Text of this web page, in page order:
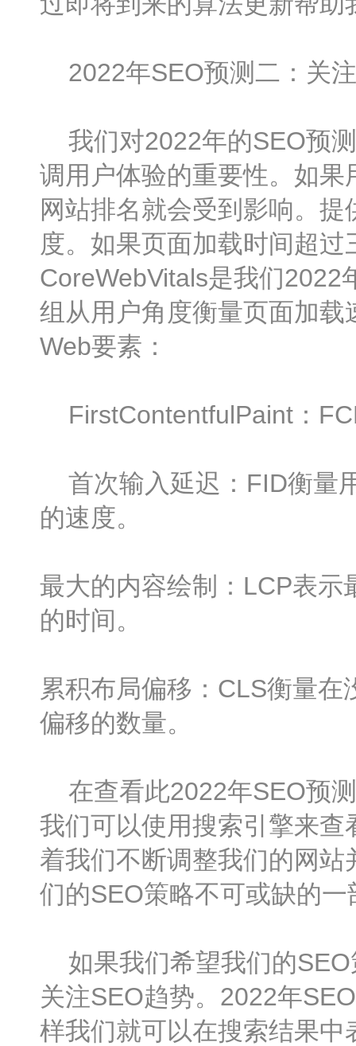
2022年SEO预测二：关
我们对2022年的SEO预
调用户体验的重要性。如
网站排名就会受到影响。
度。如果页面加载时间超
CoreWebVitals是我们2022
组从用户角度衡量页面加
Web要素：
FirstContentfulPaint：
首次输入延迟：FID衡量
的速度。
最大的内容绘制：LCP表示
的时间。
累积布局偏移：CLS衡量
偏移的数量。
在查看此2022年SEO预
我们可以使用搜索引擎来
着我们不断调整我们的网
们的SEO策略不可或缺的一
如果我们希望我们的SEO
关注SEO趋势。2022年
样我们就可以在搜索结果